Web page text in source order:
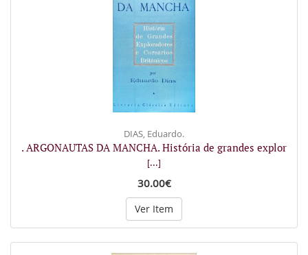
DIAS, Eduardo.
. ARGONAUTAS DA MANCHA. História de grandes explor
[...]
30.00€
Ver Item